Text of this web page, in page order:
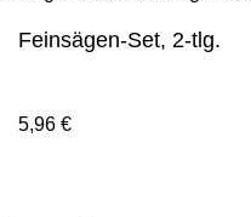
Feinsägen-Set, 2-tlg.
5,96 €